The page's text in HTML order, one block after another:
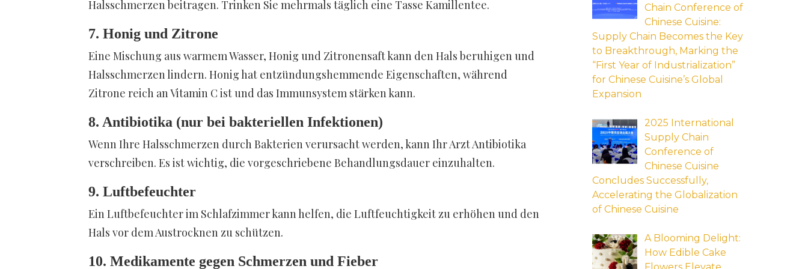
Halsschmerzen beitragen. Trinken Sie mehrmals täglich eine Tasse Kamillentee.
7. Honig und Zitrone
Eine Mischung aus warmem Wasser, Honig und Zitronensaft kann den Hals beruhigen und
Halsschmerzen lindern. Honig hat entzündungshemmende Eigenschaften, während
Zitrone reich an Vitamin C ist und das Immunsystem stärken kann.
8. Antibiotika (nur bei bakteriellen Infektionen)
Wenn Ihre Halsschmerzen durch Bakterien verursacht werden, kann Ihr Arzt Antibiotika
verschreiben. Es ist wichtig, die vorgeschriebene Behandlungsdauer einzuhalten.
9. Luftbefeuchter
Ein Luftbefeuchter im Schlafzimmer kann helfen, die Luftfeuchtigkeit zu erhöhen und den
Hals vor dem Austrocknen zu schützen.
10. Medikamente gegen Schmerzen und Fieber
Chain Conference of
Chinese Cuisine:
Supply Chain Becomes the Key
to Breakthrough, Marking the
“First Year of Industrialization”
for Chinese Cuisine’s Global
Expansion
2025 International
Supply Chain
Conference of
Chinese Cuisine
Concludes Successfully,
Accelerating the Globalization
of Chinese Cuisine
A Blooming Delight:
How Edible Cake